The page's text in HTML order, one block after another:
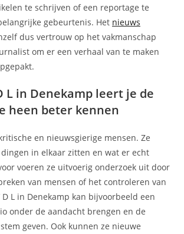
te schrijven of een reportage te
gebeurtenis. Het nieuws
dus vertrouw op het vakmanschap
om er een verhaal van te maken
L in Denekamp leert je de
heen beter kennen
en nieuwsgierige mensen. Ze
in elkaar zitten en wat er echt
voeren ze uitvoerig onderzoek uit door
van mensen of het controleren van
L in Denekamp kan bijvoorbeeld een
onder de aandacht brengen en de
geven. Ook kunnen ze nieuwe